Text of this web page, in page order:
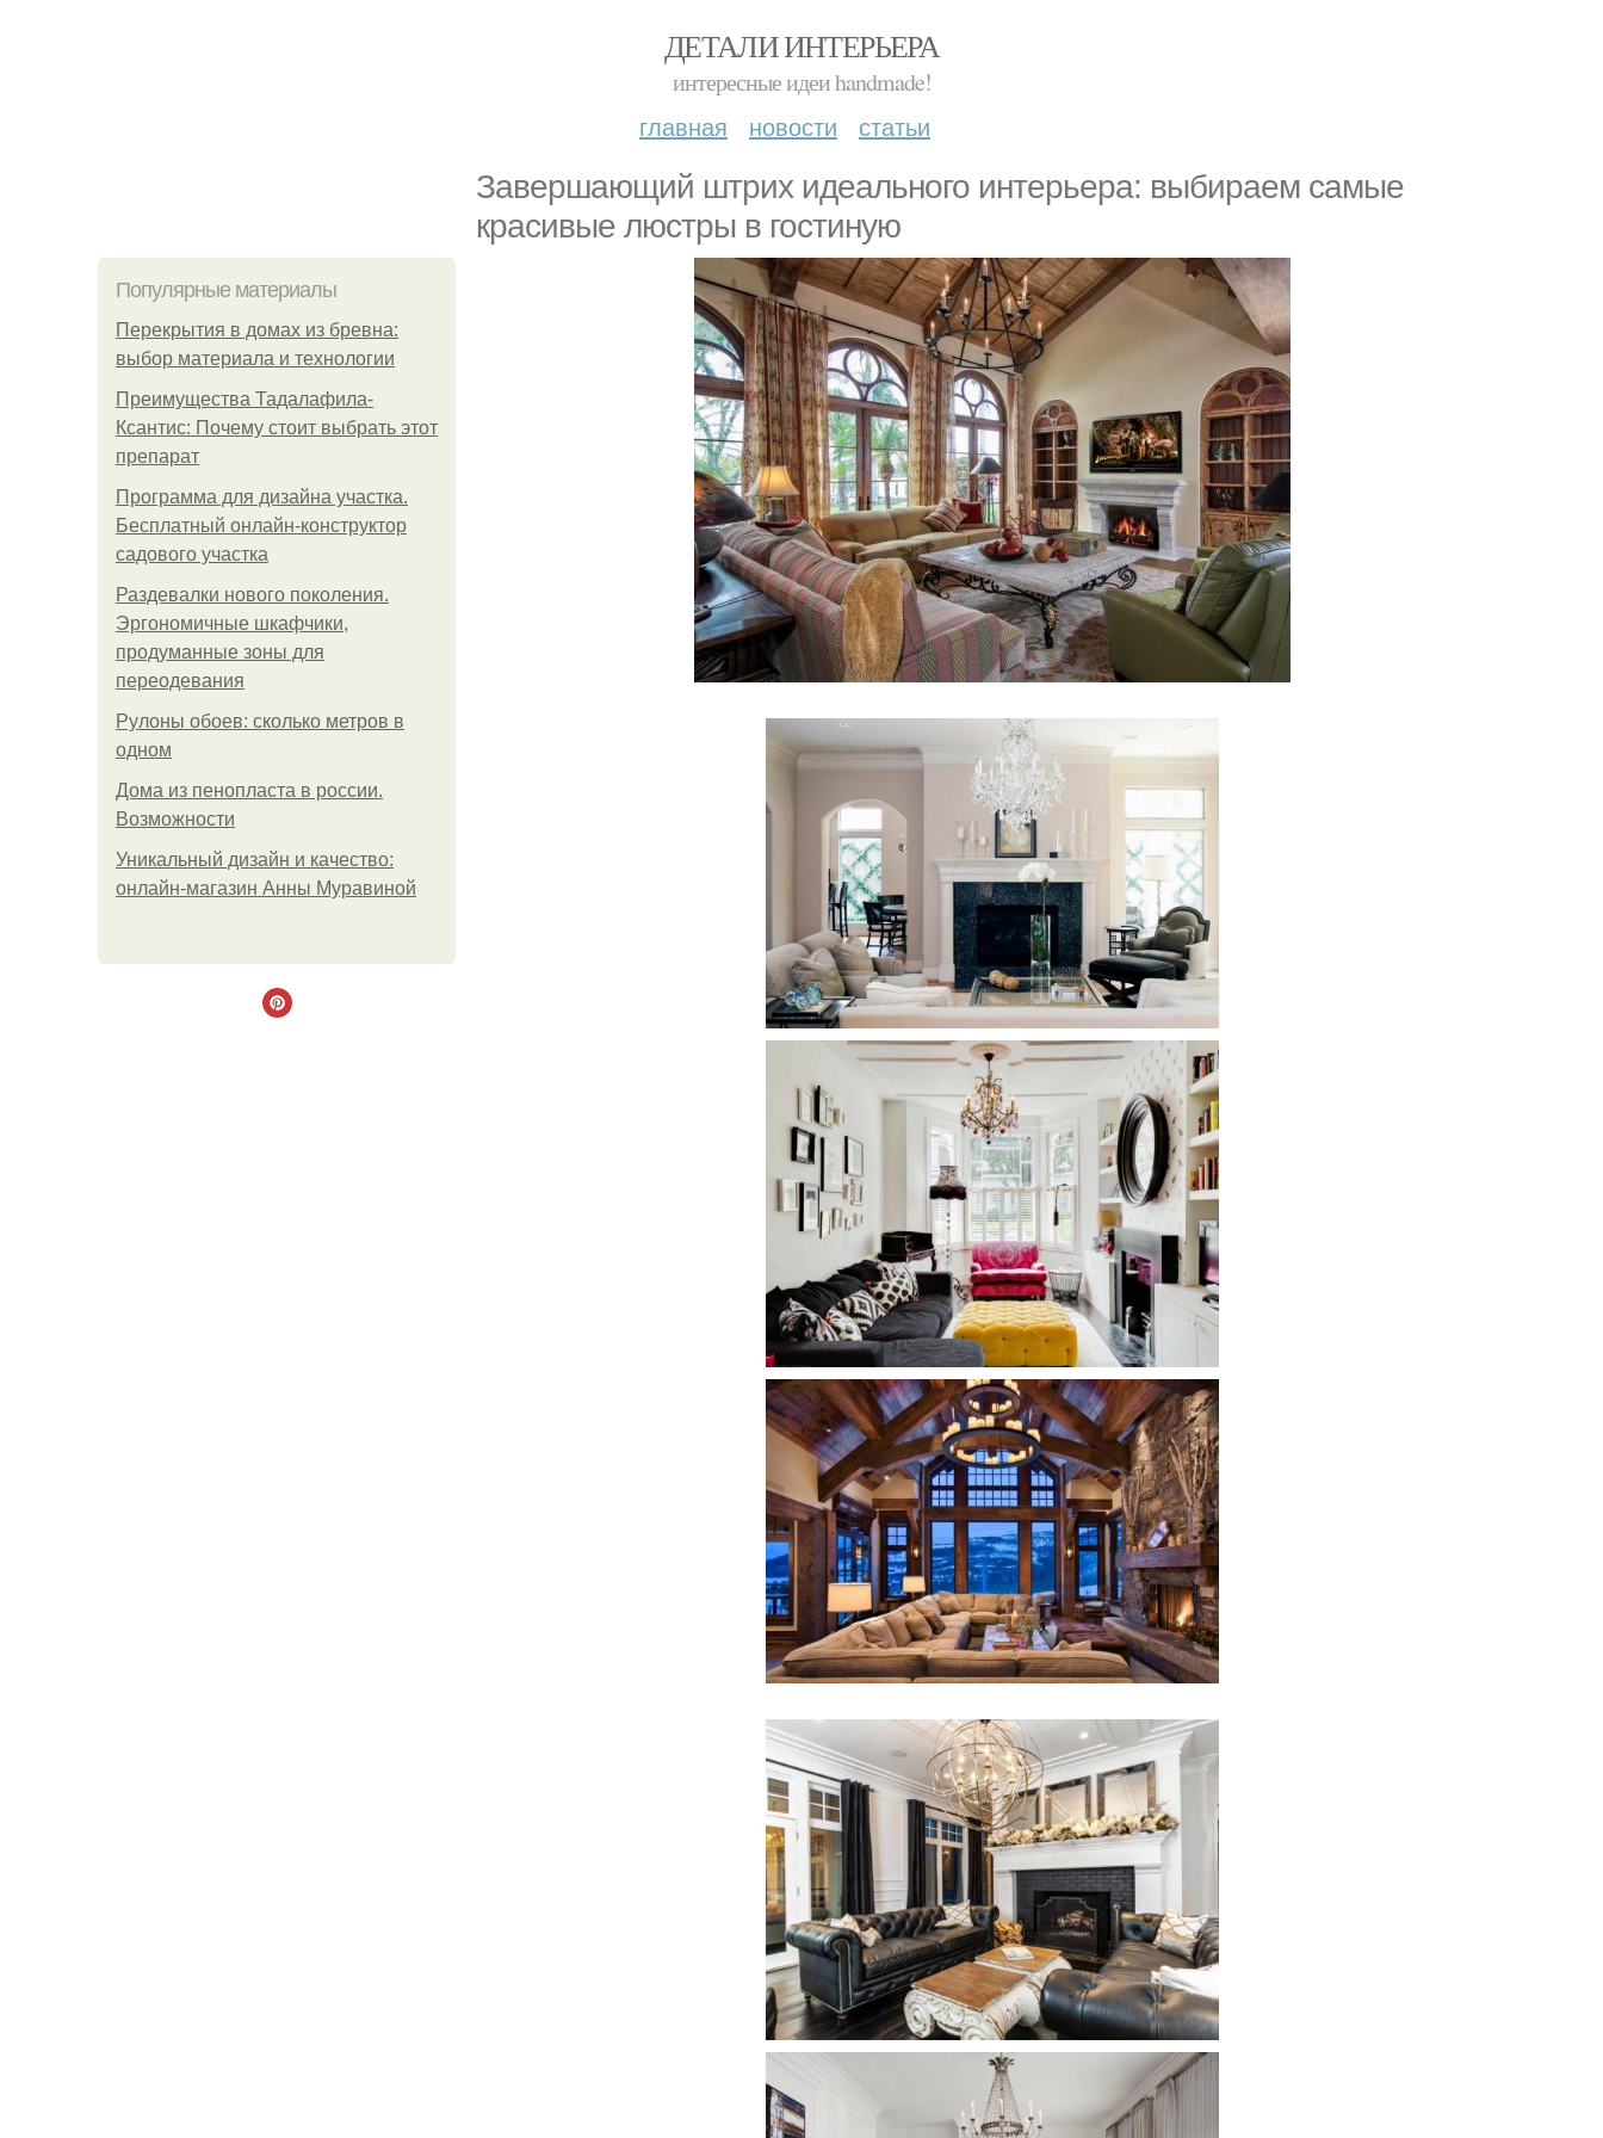
ДЕТАЛИ ИНТЕРЬЕРА
интересные идеи handmade!
главная новости статьи
Завершающий штрих идеального интерьера: выбираем самые
красивые люстры в гостиную
Популярные материалы
Перекрытия в домах из бревна:
выбор материала и технологии
Преимущества Тадалафила-
Ксантис: Почему стоит выбрать этот
препарат
Программа для дизайна участка.
Бесплатный онлайн-конструктор
садового участка
Раздевалки нового поколения.
Эргономичные шкафчики,
продуманные зоны для
переодевания
Рулоны обоев: сколько метров в
одном
Дома из пенопласта в россии.
Возможности
Уникальный дизайн и качество:
онлайн-магазин Анны Муравиной